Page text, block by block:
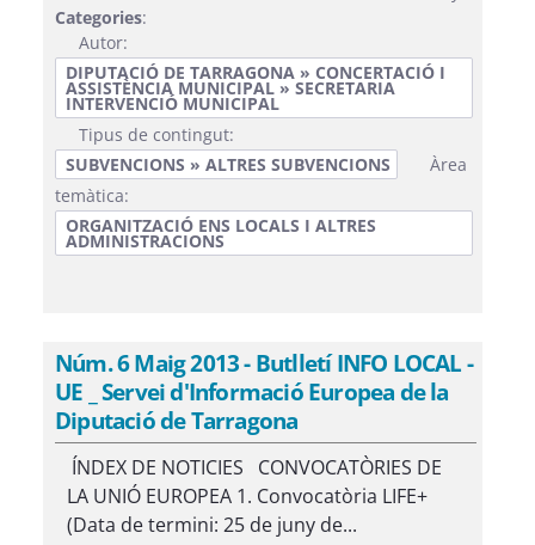
Categories:
Autor:
DIPUTACIÓ DE TARRAGONA » CONCERTACIÓ I
ASSISTÈNCIA MUNICIPAL » SECRETARIA
INTERVENCIÓ MUNICIPAL
Tipus de contingut:
SUBVENCIONS » ALTRES SUBVENCIONS
Àrea
temàtica:
ORGANITZACIÓ ENS LOCALS I ALTRES
ADMINISTRACIONS
Núm. 6 Maig 2013 - Butlletí INFO LOCAL -
UE _ Servei d'Informació Europea de la
Diputació de Tarragona
ÍNDEX DE NOTICIES CONVOCATÒRIES DE
LA UNIÓ EUROPEA 1. Convocatòria LIFE+
(Data de termini: 25 de juny de...